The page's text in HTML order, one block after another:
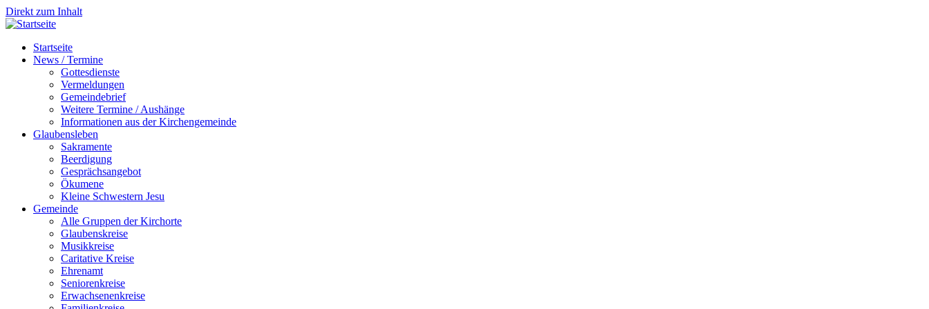
Direkt zum Inhalt
Startseite
News / Termine
Gottesdienste
Vermeldungen
Gemeindebrief
Weitere Termine / Aushänge
Informationen aus der Kirchengemeinde
Glaubensleben
Sakramente
Beerdigung
Gesprächsangebot
Ökumene
Kleine Schwestern Jesu
Gemeinde
Alle Gruppen der Kirchorte
Glaubenskreise
Musikkreise
Caritative Kreise
Ehrenamt
Seniorenkreise
Erwachsenenkreise